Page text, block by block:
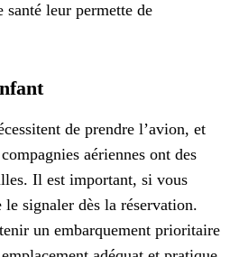
santé leur permette de
de prendre l’avion, et
aériennes ont des
Il est important, si vous
le signaler dès la réservation.
un embarquement prioritaire